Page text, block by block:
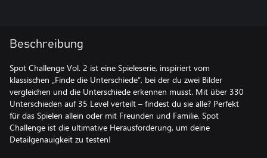
Beschreibung
Spot Challenge Vol. 2 ist eine Spieleserie, inspiriert vom
klassischen „Finde die Unterschiede“, bei der du zwei Bilder
vergleichen und die Unterschiede erkennen musst. Mit über 330
Unterschieden auf 35 Level verteilt – findest du sie alle? Perfekt
für das Spielen allein oder mit Freunden und Familie, Spot
Challenge ist die ultimative Herausforderung, um deine
Detailgenauigkeit zu testen!